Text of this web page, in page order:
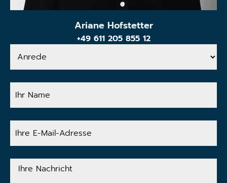
Ariane Hofstetter
+49 611 205 855 12
Anrede
Ihr
Name
Ihre
E-
Adresse
Ihre
Nachricht